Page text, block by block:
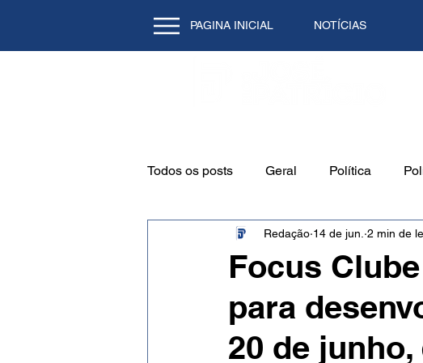
PAGINA INICIAL NOTÍCIAS
Todos os posts Geral Política
Cidade Meio
Natal/RN Tecnologia Tempo
Focus
para
20 de junho,
Redação 14 de jun. 2 min de